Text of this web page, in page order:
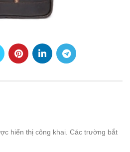
hiển thị công khai. Các trường bắt